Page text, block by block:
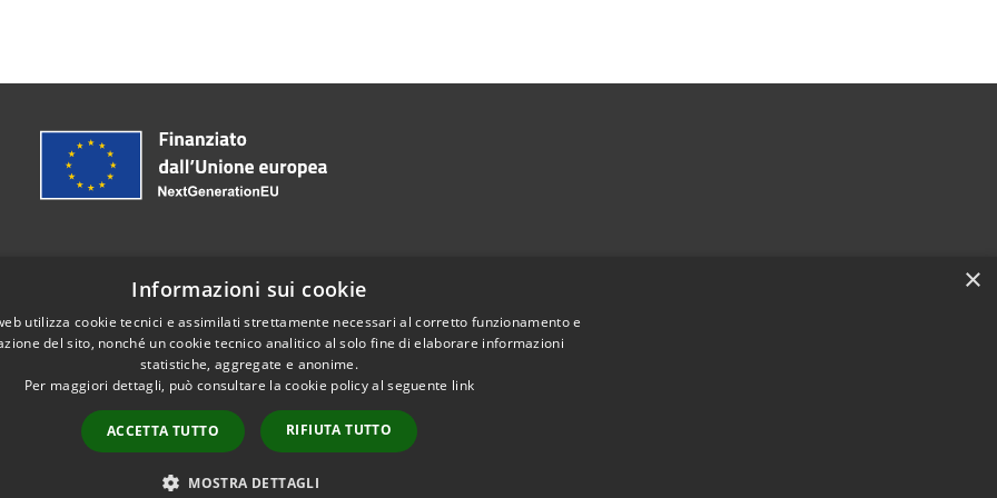
085.37241
Copyright © 2026 • Provincia di Pescara • Powered by
×
Informazioni sui cookie
utilizza cookie tecnici e assimilati strettamente necessari al corretto funzionamento e
del sito, nonché un cookie tecnico analitico al solo fine di elaborare informazioni
statistiche, aggregate e anonime.
Per maggiori dettagli, può consultare la cookie policy al seguente link
ACCETTA TUTTO RIFIUTA TUTTO
MOSTRA DETTAGLI